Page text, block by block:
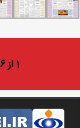
1 از 186